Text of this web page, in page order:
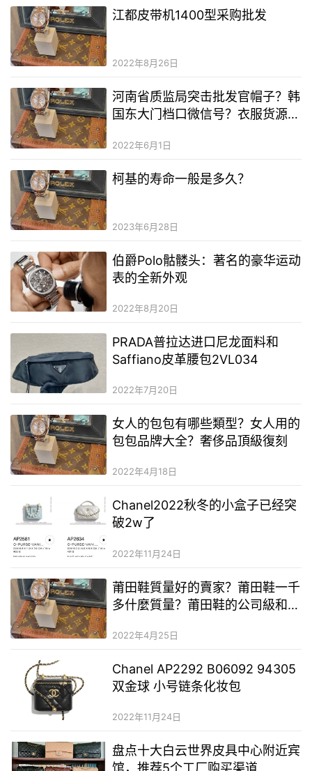
江都皮带机1400型采购批发
2022年8月26日
河南省质监局突击批发官帽子？韩
国东大门档口微信号？衣服货源怎
2022年6月1日
柯基的寿命一般是多久？
2023年6月28日
伯爵Polo骷髅头：著名的豪华运动
表的全新外观
2022年8月20日
PRADA普拉达进口尼龙面料和
Saffiano皮革腰包2VL034
2022年7月20日
女人的包包有哪些類型？女人用的
包包品牌大全？奢侈品頂級復刻
2022年4月18日
Chanel2022秋冬的小盒子已经突
破2w了
2022年11月24日
莆田鞋質量好的賣家？莆田鞋一千
多什麼質量？莆田鞋的公司級和純
2022年4月25日
Chanel AP2292 B06092 94305
双金球 小号链条化妆包
2022年11月24日
盘点十大白云世界皮具中心附近宾
馆，推荐5个工厂购买渠道